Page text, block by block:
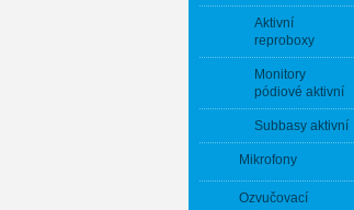
Aktivní
reproboxy
Monitory
pódiové aktivní
Subbasy aktivní
Mikrofony
Ozvučovací